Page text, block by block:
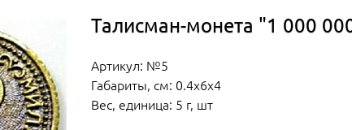
Талисман-монета "1 000
Артикул: №5
Габариты, см: 0.4x6x4
Вес, единица: 5 г, шт